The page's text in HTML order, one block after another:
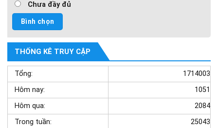
Chưa đầy đủ
THỐNG KÊ TRUY CẬP
Tổng:
1714003
Hôm nay:
1051
Hôm qua:
2084
Trong tuần:
25043